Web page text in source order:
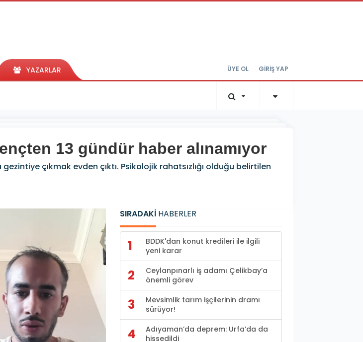
YAZARLAR ÜYE OL GİRİŞ YAP
13 gündür haber alınamıyor
çıkmak evden çıktı. Psikolojik rahatsızlığı olduğu belirtilen
SIRADAKİ HABERLER
1
BDDK'dan konut kredileri ile ilgili
yeni karar
2
Ceylanpınarlı iş adamı Çelikbay’a
önemli görev
3
Mevsimlik tarım işçilerinin dramı
sürüyor!
4
Adıyaman’da deprem: Urfa’da da
hissedildi